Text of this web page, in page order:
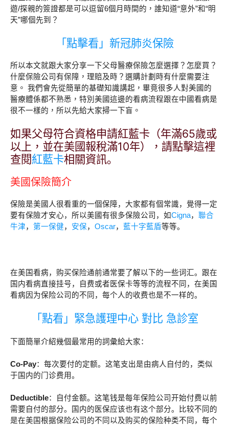
遊/探親的簽證都是可以逗留6個月時間的，誰知道“意外”和“明
天”哪個先到？
「點擊看」新冠肺炎保險
所以本文就跟大家分享一下父母醫療保險怎麼選擇？怎麼買？
什麼保險公司有保障，理賠及時？選購計劃時有什麼需要注
意。 我們會先從簡單的基礎知識講起，畢竟很多人對美國的
醫療體係都不熟悉，特別美國這邊的看病流程跟在中國看病是
很不一樣的，所以先給大家掃一下盲。
如果父母符合資格申請紅藍卡（年滿65歲或
以上，並在美國報稅滿10年），請點擊這裡
查閱紅藍卡相關資訊。
美國保險簡介
保險是美國人很看重的一個保障，大家都有個常識，覺得一定
要有保險才安心，所以美國有很多保險公司，如Cigna， 聯合
牛津， 第一保健， 安保， Oscar， 藍十字藍盾等等。
在美国看病，购买保险通前通常要了解以下的一些词汇。跟在
国内看病直接挂号，自费或者医保卡等等的流程不同，在美国
看病因为保险公司的不同，每个人的收费也是不一样的。
「點看」緊急護理中心 對比 急診室
下面簡單介紹幾個最常用的詞彙給大家：
Co-Pay：每次要付的定额。这笔支出是由病人自付的，类似
于国内的门诊费用。
Deductible：自付金额。这笔钱是每年保险公司开始付费以前
需要自付的部分。国内的医保应该也有这个部分。比较不同的
是在美国根据保险公司的不同以及购买的保险种类不同，每个